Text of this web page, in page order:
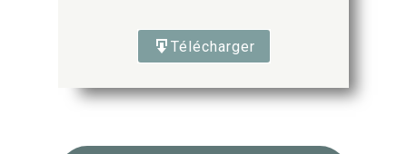
Télécharger